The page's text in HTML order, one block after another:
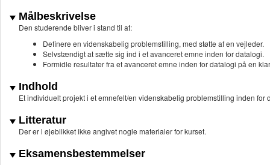
Målbeskrivelse
Den studerende bliver i stand til at:
Definere en videnskabelig problemstilling, med støtte af en vejleder.
Selvstændigt at sætte sig ind i et avanceret emne inden for datalogi.
Formidle resultater fra et avanceret emne inden for datalogi på en
Indhold
Et individuelt projekt i et emnefelt/en videnskabelig problemstilling inden for
Litteratur
Der er i øjeblikket ikke angivet nogle materialer for kurset.
Eksamensbestemmelser